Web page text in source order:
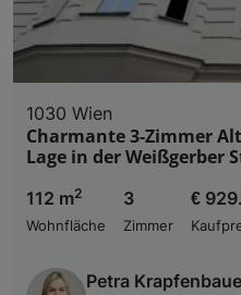
1030 Wien
Charmante 3-Zimmer
Lage in der Weißgerber
112 m2
Wohnfläche
3
Zimmer
€
Petra